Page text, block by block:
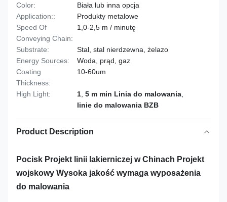
Color:
Biała lub inna opcja
Application::
Produkty metalowe
Speed Of
Conveying Chain:
1,0-2,5 m / minutę
Substrate:
Stal, stal nierdzewna, żelazo
Energy Sources:
Woda, prąd, gaz
Coating
Thickness:
10-60um
High Light: 1 5 m min Linia do malowania
linie do malowania BZB
Product Description
Pocisk Projekt linii lakierniczej w Chinach Projekt
wojskowy Wysoka jakość wymaga wyposażenia
do malowania